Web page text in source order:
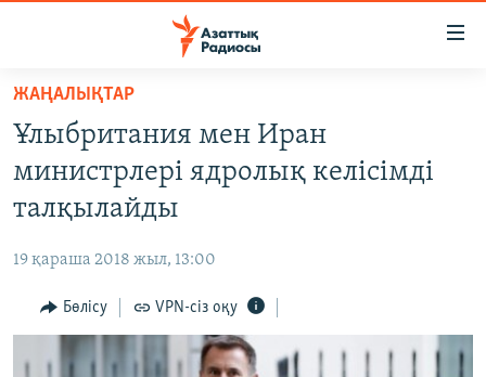
Skip
main
content
main
Navigation
to
Search
ЖАҢАЛЫҚТАР
САЯСАТ
AZATTYQTV
АДАМ ҚҰҚЫҚТАРЫ
ӘЛЕУМЕТ
ЖАҢАЛЫҚТАР
Ұлыбритания мен Иран
министрлері ядролық келісімді
талқылайды
19 қараша 2018 жыл, 13:00
Бөлісу VPN-сіз оқу